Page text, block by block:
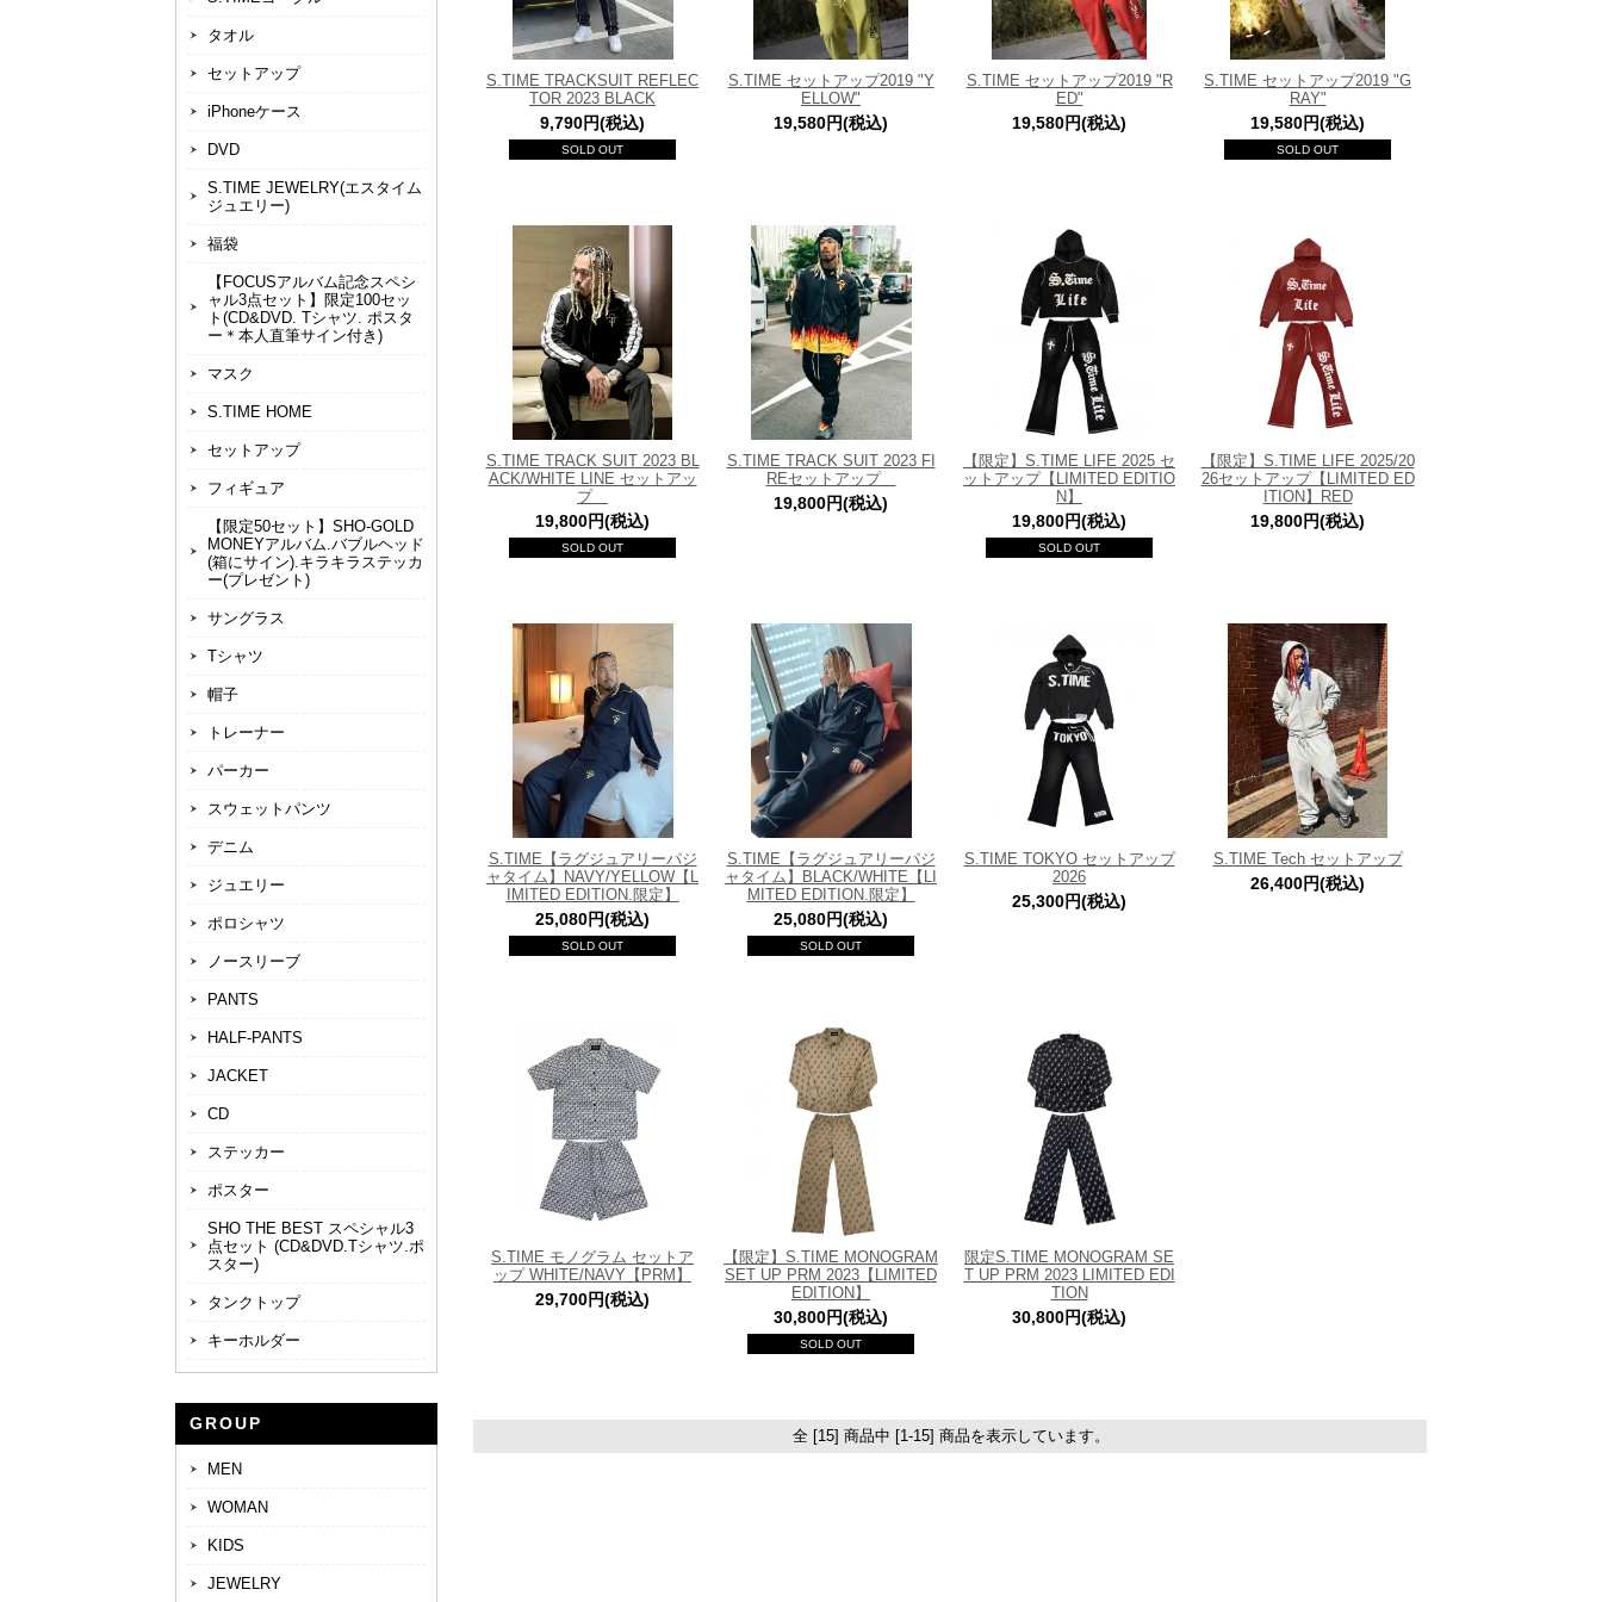
タオル
セットアップ
iPhoneケース
DVD
S.TIME JEWELRY(エスタイム
ジュエリー)
福袋
【FOCUSアルバム記念スペシ
ャル3点セット】限定100セッ
ト(CD&DVD. Tシャツ. ポスタ
ー＊本人直筆サイン付き)
マスク
S.TIME HOME
セットアップ
フィギュア
【限定50セット】SHO-GOLD
MONEYアルバム.バブルヘッド
(箱にサイン).キラキラステッカ
ー(プレゼント)
サングラス
Tシャツ
帽子
トレーナー
パーカー
スウェットパンツ
デニム
ジュエリー
ポロシャツ
ノースリーブ
PANTS
HALF-PANTS
JACKET
CD
ステッカー
ポスター
SHO THE BEST スペシャル3
点セット (CD&DVD.Tシャツ.ポ
スター)
タンクトップ
キーホルダー
GROUP
MEN
WOMAN
KIDS
JEWELRY
S.TIME TRACKSUIT REFLEC
TOR 2023 BLACK
9,790円(税込)
SOLD OUT
S.TIME セットアップ2019 "Y
ELLOW"
19,580円(税込)
S.TIME セットアップ2019 "R
ED"
19,580円(税込)
S.TIME セットアップ2019 "G
RAY"
19,580円(税込)
SOLD OUT
S.TIME TRACK SUIT 2023 BL
ACK/WHITE LINE セットアッ
プ
19,800円(税込)
SOLD OUT
S.TIME TRACK SUIT 2023 FI
REセットアップ
19,800円(税込)
【限定】S.TIME LIFE 2025 セ
ットアップ【LIMITED EDITIO
N】
19,800円(税込)
SOLD OUT
【限定】S.TIME LIFE 2025/20
26セットアップ【LIMITED ED
ITION】RED
19,800円(税込)
S.TIME【ラグジュアリーパジ
ャタイム】NAVY/YELLOW【L
IMITED EDITION.限定】
25,080円(税込)
SOLD OUT
S.TIME【ラグジュアリーパジ
ャタイム】BLACK/WHITE【LI
MITED EDITION.限定】
25,080円(税込)
SOLD OUT
S.TIME TOKYO セットアップ
2026
25,300円(税込)
S.TIME Tech セットアップ
26,400円(税込)
S.TIME モノグラム セットア
ップ WHITE/NAVY【PRM】
29,700円(税込)
【限定】S.TIME MONOGRAM
SET UP PRM 2023【LIMITED
EDITION】
30,800円(税込)
SOLD OUT
限定S.TIME MONOGRAM SE
T UP PRM 2023 LIMITED EDI
TION
30,800円(税込)
全 [15] 商品中 [1-15] 商品を表示しています。